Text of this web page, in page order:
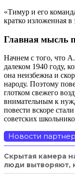
«Тимур и его
кратко изложенная в
Главная мысль
Начнем с того, что
далеком 1940 году,
она неизбежна и
народу. Поэтому
глотком свежего
внимательным к
повести вскоре
советских
Новости
Скрытая камера
люди вытворяют,